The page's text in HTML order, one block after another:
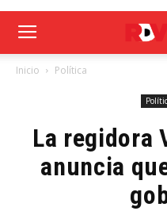
Inicio Política
La regidora
anuncia